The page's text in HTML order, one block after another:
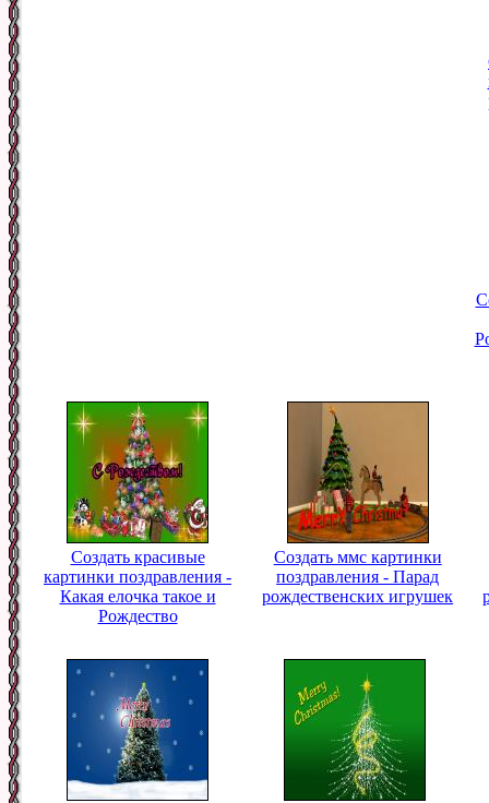
Создать красивые
картинки поздравления -
Какая елочка такое и
Рождество
Создать ммс картинки
поздравления - Парад
рождественских игрушек